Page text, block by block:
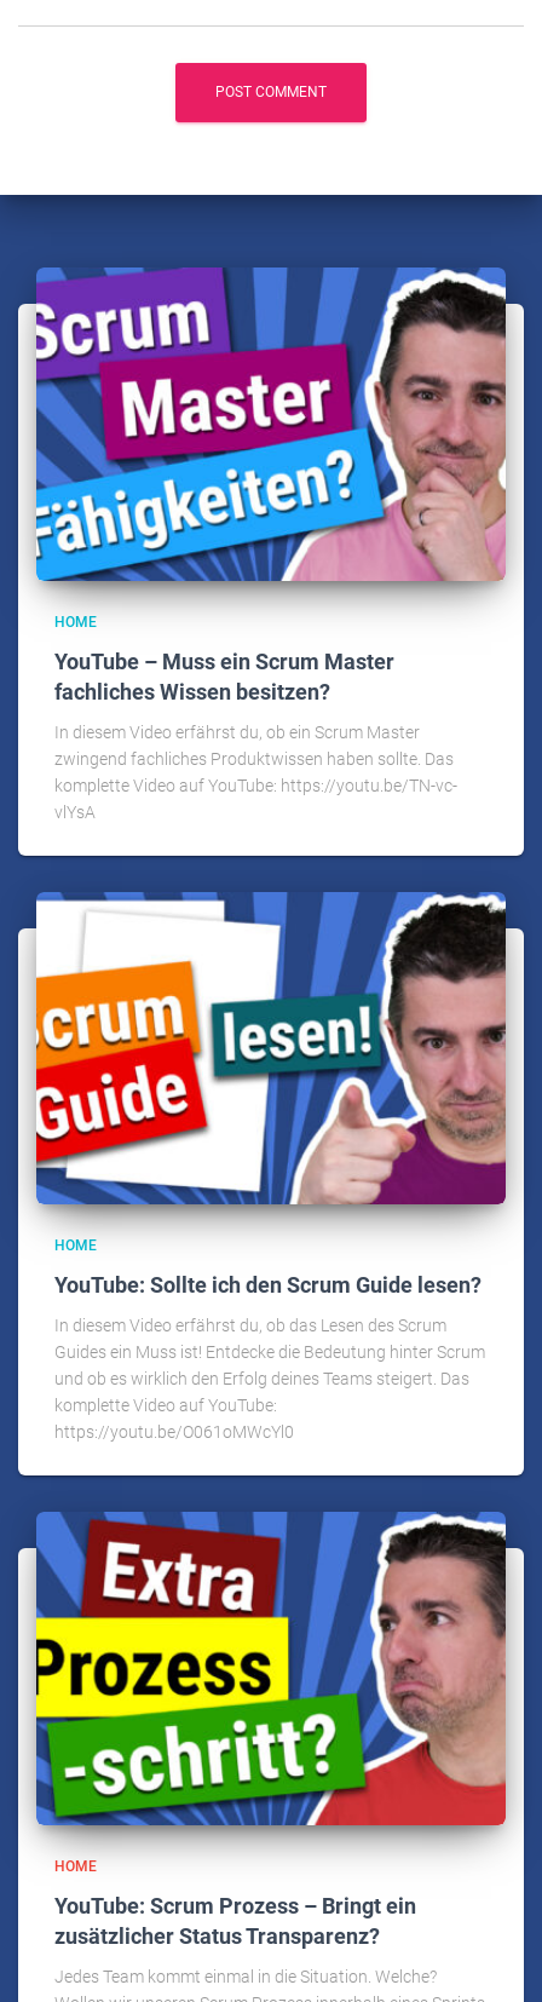
HOME
YouTube – Muss ein Scrum Master
fachliches Wissen besitzen?
In diesem Video erfährst du, ob ein Scrum Master
zwingend fachliches Produktwissen haben sollte. Das
komplette Video auf YouTube: https://youtu.be/TN-vc-
vlYsA
HOME
YouTube: Sollte ich den Scrum Guide lesen?
In diesem Video erfährst du, ob das Lesen des Scrum
Guides ein Muss ist! Entdecke die Bedeutung hinter Scrum
und ob es wirklich den Erfolg deines Teams steigert. Das
komplette Video auf YouTube:
https://youtu.be/O061oMWcYl0
HOME
YouTube: Scrum Prozess – Bringt ein
zusätzlicher Status Transparenz?
Jedes Team kommt einmal in die Situation. Welche?